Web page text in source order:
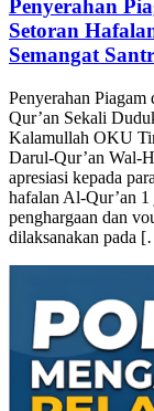
Semangat
Penyerahan Piagam
Kalamullah OKU
Darul-Qur’an Wal-
apresiasi kepada
hafalan Al-Qur’an
penghargaan dan
dilaksanakan pada